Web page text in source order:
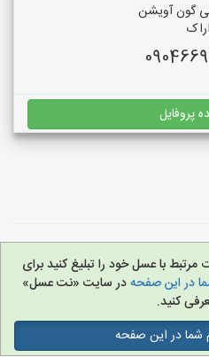
گون آویشن
اراک
پروفایل
با عسل خود را تبلیغ کنید برای
در این صفحهدر سایت «نت عسل»
کنید.
شما در این صفحه